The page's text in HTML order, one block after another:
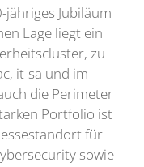
Jubiläum
Lage liegt ein
zu
it-sa und im
die Perimeter
Portfolio ist
für
sowie